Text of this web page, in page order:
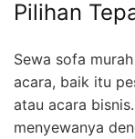
Pilihan
Sewa sofa
acara, baik itu
atau acara
menyewanya